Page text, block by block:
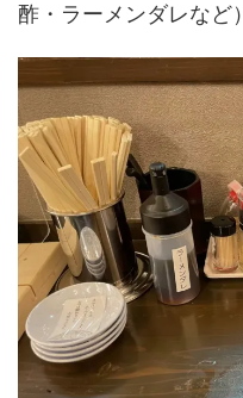
酢・ラーメンダレなど）